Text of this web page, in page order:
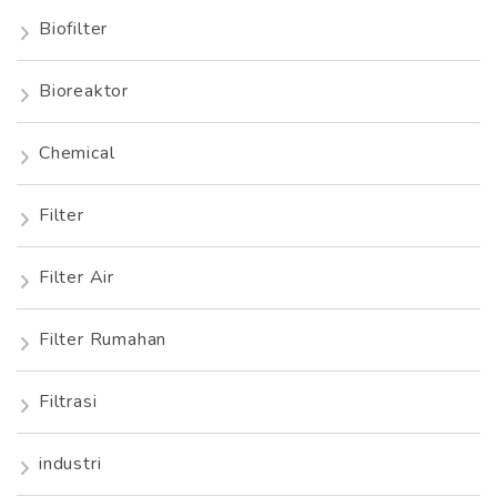
Biofilter
Bioreaktor
Chemical
Filter
Filter Air
Filter Rumahan
Filtrasi
industri